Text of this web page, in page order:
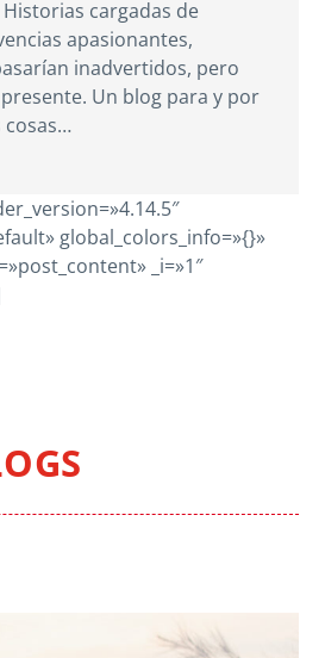
cargadas de
apasionantes,
inadvertidos, pero
Un blog para y por
cosas…
global_colors_info=»{}»
_i=»1″